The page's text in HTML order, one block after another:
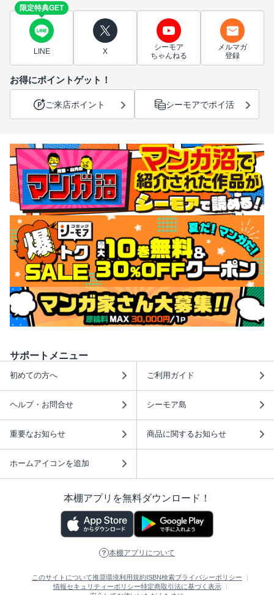
限定特典GET
LINE X
シーモア
ちゃんねる
メルマガ
登録
お得にポイントゲット！
ご来店ポイント シーモアでポイ活
サポートメニュー
初めての方へ ご利用ガイド
ヘルプ・お問合せ シーモア島
重要なお知らせ 商品に関するお知らせ
ホームアイコンを追加
本棚アプリを無料ダウンロード！
本棚アプリについて
このサイトについて推奨環境利用規約 ISBN検索プライバシーポリシー
情報セキュリティーポリシー特定商取引法に基づく表示